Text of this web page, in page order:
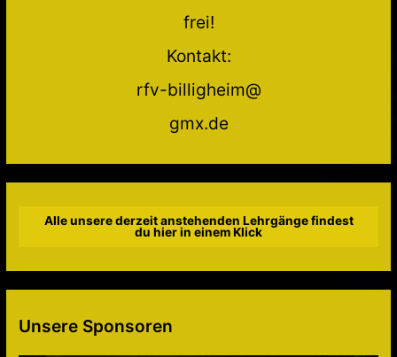
frei!
Kontakt:
rfv-billigheim@
gmx.de
Alle unsere derzeit anstehenden Lehrgänge findest
du hier in einem Klick
Unsere Sponsoren